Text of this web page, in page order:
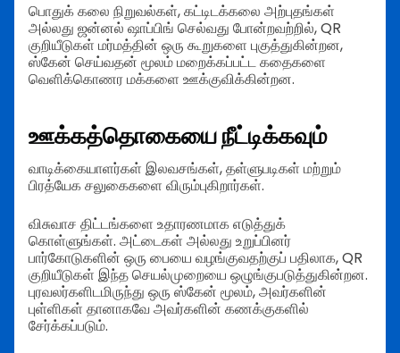
பொதுக் கலை நிறுவல்கள், கட்டிடக்கலை அற்புதங்கள்
அல்லது ஜன்னல் ஷாப்பிங் செல்வது போன்றவற்றில், QR
குறியீடுகள் மர்மத்தின் ஒரு கூறுகளை புகுத்துகின்றன,
ஸ்கேன் செய்வதன் மூலம் மறைக்கப்பட்ட கதைகளை
வெளிக்கொணர மக்களை ஊக்குவிக்கின்றன.
ஊக்கத்தொகையை நீட்டிக்கவும்
வாடிக்கையாளர்கள் இலவசங்கள், தள்ளுபடிகள் மற்றும்
பிரத்யேக சலுகைகளை விரும்புகிறார்கள்.
விசுவாச திட்டங்களை உதாரணமாக எடுத்துக்
கொள்ளுங்கள். அட்டைகள் அல்லது உறுப்பினர்
பார்கோடுகளின் ஒரு பையை வழங்குவதற்குப் பதிலாக, QR
குறியீடுகள் இந்த செயல்முறையை ஒழுங்குபடுத்துகின்றன.
புரவலர்களிடமிருந்து ஒரு ஸ்கேன் மூலம், அவர்களின்
புள்ளிகள் தானாகவே அவர்களின் கணக்குகளில்
சேர்க்கப்படும்.